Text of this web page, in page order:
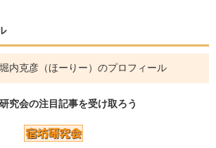
内克彦（ほーりー）のプロフィール
究会の注目記事を受け取ろう